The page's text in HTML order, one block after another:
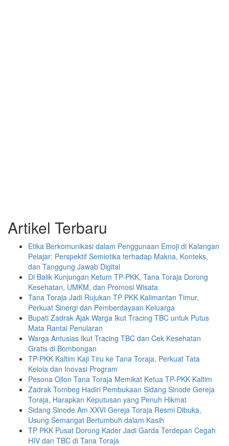
Artikel Terbaru
Etika Berkomunikasi dalam Penggunaan Emoji di Kalangan
Pelajar: Perspektif Semiotika terhadap Makna, Konteks,
dan Tanggung Jawab Digital
Di Balik Kunjungan Ketum TP-PKK, Tana Toraja Dorong
Kesehatan, UMKM, dan Promosi Wisata
Tana Toraja Jadi Rujukan TP PKK Kalimantan Timur,
Perkuat Sinergi dan Pemberdayaan Keluarga
Bupati Zadrak Ajak Warga Ikut Tracing TBC untuk Putus
Mata Rantai Penularan
Warga Antusias Ikut Tracing TBC dan Cek Kesehatan
Gratis di Bombongan
TP-PKK Kaltim Kaji Tiru ke Tana Toraja, Perkuat Tata
Kelola dan Inovasi Program
Pesona Ollon Tana Toraja Memikat Ketua TP-PKK Kaltim
Zadrak Tombeg Hadiri Pembukaan Sidang Sinode Gereja
Toraja, Harapkan Keputusan yang Penuh Hikmat
Sidang Sinode Am XXVI Gereja Toraja Resmi Dibuka,
Usung Semangat Bertumbuh dalam Kasih
TP PKK Pusat Dorong Kader Jadi Garda Terdepan Cegah
HIV dan TBC di Tana Toraja